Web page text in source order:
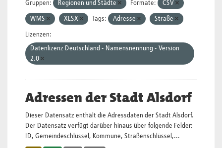
Gruppen: Regionen und Städte Formate: CSV
WMS XLSX Tags: Adresse Straße
Lizenzen:
Datenlizenz Deutschland - Namensnennung - Version
2.0
Adressen der Stadt Alsdorf
Dieser Datensatz enthält die Adressdaten der Stadt Alsdorf.
Der Datensatz verfügt darüber hinaus über folgende Felder:
ID, Gemeindeschlüssel, Kommune, Straßenschlüssel,...